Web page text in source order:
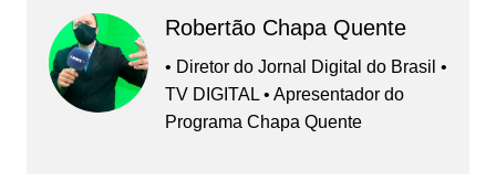
Robertão Chapa Quente
• Diretor do Jornal Digital do Brasil •
TV DIGITAL • Apresentador do
Programa Chapa Quente